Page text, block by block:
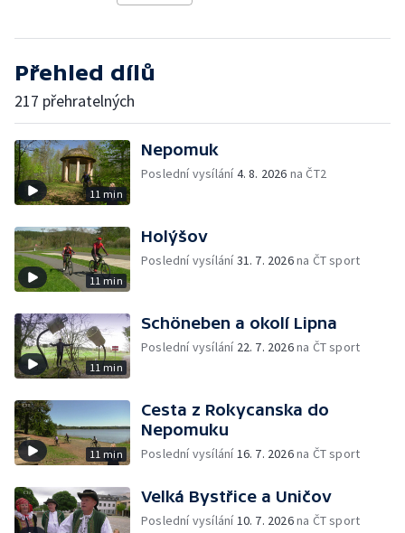
Přehled dílů
217 přehratelných
11 min
Nepomuk
Poslední vysílání4. 8. 2026 na ČT2
11 min
Holýšov
Poslední vysílání31. 7. 2026na ČT sport
11 min
Schöneben a okolí Lipna
Poslední vysílání 22. 7. 2026na ČT sport
11 min
Cesta z Rokycanska do
Nepomuku
Poslední vysílání16. 7. 2026na ČT sport
Velká Bystřice a Uničov
Poslední vysílání10. 7. 2026na ČT sport